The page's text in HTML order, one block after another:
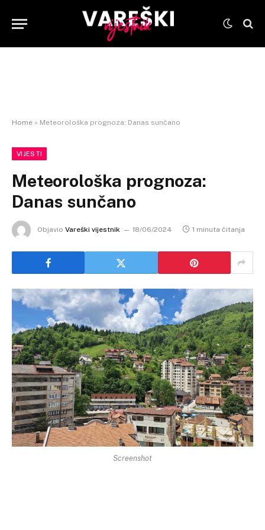
Home » Meteorološka prognoza: Danas sunčano
VIJESTI
Meteorološka prognoza:
Danas sunčano
Objavio Vareški vijestnik 18/06/2024 1 minuta čitanja
Screenshot